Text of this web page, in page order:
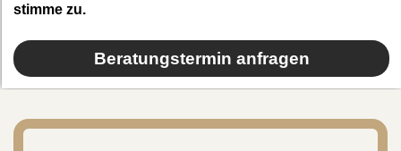
stimme zu.
Beratungstermin anfragen